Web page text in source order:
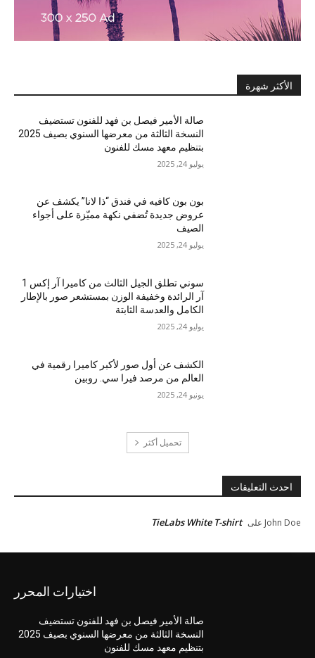
الأكثر شهرة
صالة الأمير فيصل بن فهد للفنون تستضيف
النسخة الثالثة من معرضها السنوي بصيف 2025
بتنظيم معهد مسك للفنون
يوليو 24, 2025
بون بون كافيه في فندق “ذا لانا” يكشف عن
عروض جديدة تُضفي نكهة مميّزة على أجواء
الصيف
يوليو 24, 2025
سوني تطلق الجيل الثالث من كاميرا آر إكس 1
آر الرائدة وخفيفة الوزن بمستشعر صور بالإطار
الكامل والعدسة الثابتة
يوليو 24, 2025
الكشف عن أول صور لأكبر كاميرا رقمية في
العالم من مرصد فيرا سي. روبين
يونيو 24, 2025
تحميل أكثر
احدث التعليقات
John Doe على TieLabs White T-shirt
اختيارات المحرر
صالة الأمير فيصل بن فهد للفنون تستضيف
النسخة الثالثة من معرضها السنوي بصيف 2025
بتنظيم معهد مسك للفنون